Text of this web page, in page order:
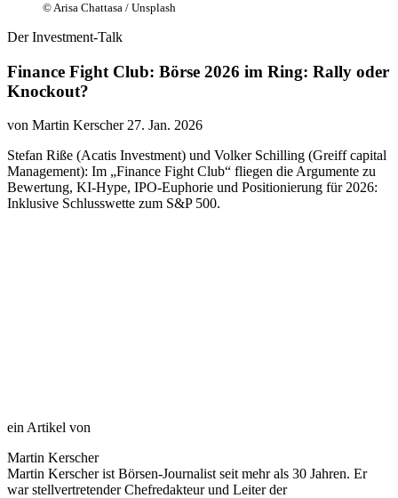
© Arisa Chattasa / Unsplash
Der Investment-Talk
Finance Fight Club: Börse 2026 im Ring: Rally oder
Knockout?
von Martin Kerscher 27. Jan. 2026
Stefan Riße (Acatis Investment) und Volker Schilling (Greiff capital
Management): Im „Finance Fight Club“ fliegen die Argumente zu
Bewertung, KI-Hype, IPO-Euphorie und Positionierung für 2026:
Inklusive Schlusswette zum S&P 500.
ein Artikel von
Martin Kerscher
Martin Kerscher ist Börsen-Journalist seit mehr als 30 Jahren. Er
war stellvertretender Chefredakteur und Leiter der